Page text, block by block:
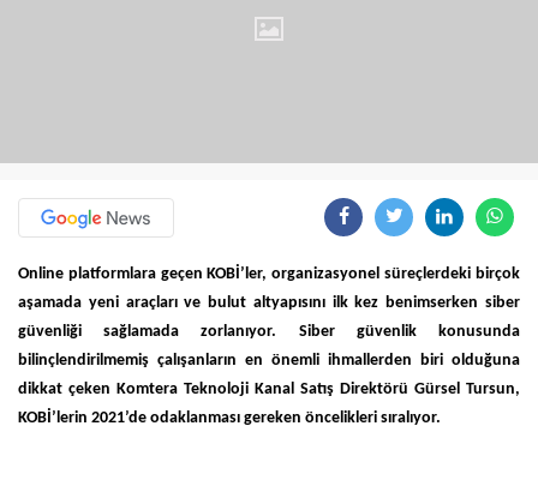
Online platformlara geçen KOBİ’ler, organizasyonel süreçlerdeki birçok
aşamada yeni araçları ve bulut altyapısını ilk kez benimserken siber
güvenliği sağlamada zorlanıyor. Siber güvenlik konusunda
bilinçlendirilmemiş çalışanların en önemli ihmallerden biri olduğuna
dikkat çeken Komtera Teknoloji Kanal Satış Direktörü Gürsel Tursun,
KOBİ’lerin 2021’de odaklanması gereken öncelikleri sıralıyor.